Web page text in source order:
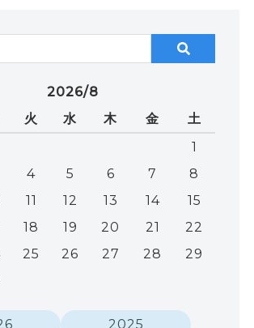
2026/8
火 水 木 金
土
1
4 5 6 7
8
11 12 13 14
15
18 19 20 21
22
25 26 27 28
29
2025